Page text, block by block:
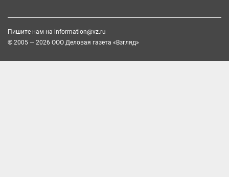
Пишите нам на information@vz.ru
© 2005 — 2026 ООО Деловая газета «Взгляд»